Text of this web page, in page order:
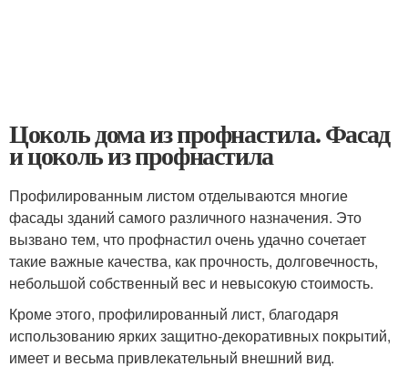
Цоколь дома из профнастила. Фасад
и цоколь из профнастила
Профилированным листом отделываются многие
фасады зданий самого различного назначения. Это
вызвано тем, что профнастил очень удачно сочетает
такие важные качества, как прочность, долговечность,
небольшой собственный вес и невысокую стоимость.
Кроме этого, профилированный лист, благодаря
использованию ярких защитно-декоративных покрытий,
имеет и весьма привлекательный внешний вид.